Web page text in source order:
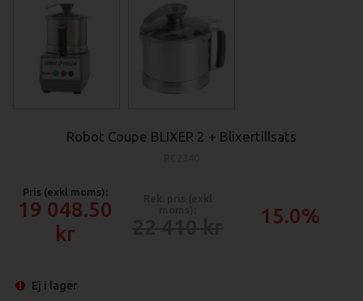
Robot Coupe BLIXER 2 + Blixertillsats
Pris (exkl moms):
19 048.50 15.0%
Ej i lager